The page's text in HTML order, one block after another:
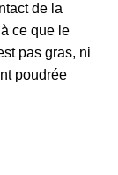
de la
ce que le
pas gras, ni
poudrée